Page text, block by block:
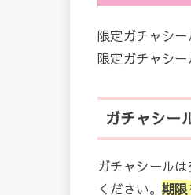
限定ガチャシ
限定ガチャシ
ガチャシー
ガチャシール
ください。期限